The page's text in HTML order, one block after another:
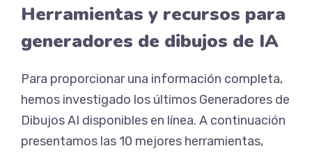
Herramientas y recursos para
generadores de dibujos de IA
Para proporcionar una información completa,
hemos investigado los últimos Generadores de
Dibujos AI disponibles en línea. A continuación
presentamos las 10 mejores herramientas,